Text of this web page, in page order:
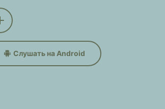
Слушать на Android